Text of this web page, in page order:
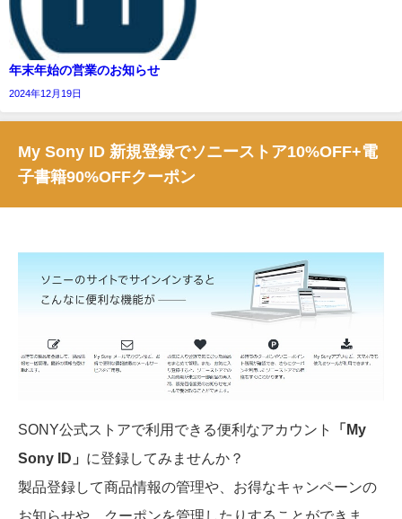
年末年始の営業のお知らせ
2024年12月19日
My Sony ID 新規登録でソニーストア10%OFF+電
子書籍90%OFFクーポン
SONY公式ストアで利用できる便利なアカウント
「My
Sony ID」 に登録してみませんか？
製品登録して商品情報の管理や、お得なキャンペーンの
お知らせや、クーポンを管理したりすることができま